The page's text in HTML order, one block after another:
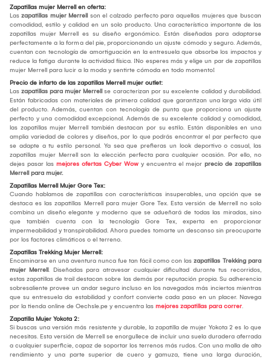
Zapatillas mujer Merrell en oferta:
Las zapatillas mujer Merrell son el calzado perfecto para aquellas mujeres que buscan
comodidad, estilo y calidad en un solo producto. Una característica importante de las
zapatillas mujer Merrell es su diseño ergonómico. Están diseñadas para adaptarse
perfectamente a la forma del pie, proporcionando un ajuste cómodo y seguro. Además,
cuentan con tecnología de amortiguación en la entresuela que absorbe los impactos y
reduce la fatiga durante la actividad física. ¡No esperes más y elige un par de zapatillas
mujer Merrell para lucir a la moda y sentirte cómoda en todo momento!
Precio de infarto de las zapatillas Merrell mujer outlet:
Las zapatillas para mujer Merrell se caracterizan por su excelente calidad y durabilidad.
Están fabricadas con materiales de primera calidad que garantizan una larga vida útil
del producto. Además, cuentan con tecnología de punta que proporciona un ajuste
perfecto y una comodidad excepcional. Además de su excelente calidad y comodidad,
las zapatillas mujer Merrell también destacan por su estilo. Están disponibles en una
amplia variedad de colores y diseños, por lo que podrás encontrar el par perfecto que
se adapte a tu estilo personal. Ya sea que prefieras un look deportivo o casual, las
zapatillas mujer Merrell son la elección perfecta para cualquier ocasión. Por ello, no
dejes pasar las mejores ofertas Cyber Wow y encuentra el mejor precio de zapatillas
Merrell para mujer.
Zapatillas Merrell Mujer Gore Tex:
Cuando hablamos de zapatillas con características insuperables, una opción que se
destaca es las zapatillas Merrell para mujer Gore Tex. Esta versión de Merrell no solo
combina un diseño elegante y moderno que se adueñará de todas las miradas, sino
que también cuenta con la tecnología Gore Tex, experta en proporcionar
impermeabilidad y transpirabilidad. Ahora puedes tomarte un descanso sin preocuparte
por los factores climáticos o el terreno.
Zapatillas Trekking Mujer Merrell:
Encaminarse en una aventura nunca fue tan fácil como con las zapatillas Trekking para
mujer Merrell. Diseñadas para atravesar cualquier dificultad durante tus recorridos,
estas zapatillas de trail destacan sobre las demás por reputación propia. Su adherencia
sobresaliente provee un andar seguro incluso en los navegados más inciertos mientras
que su entresuela da estabilidad y confort convierte cada paso en un placer. Navega
por la tienda online de Oechsle.pe y encuentra las mejores zapatillas para correr.
Zapatilla Mujer Yokota 2:
Si buscas una versión más resistente y durable, la zapatilla de mujer Yokota 2 es lo que
necesitas. Esta versión de Merrell se enorgullece de incluir una suela duradera aferrada
a cualquier superficie, capaz de soportar los terrenos más rudos. Con una malla de alto
rendimiento y una parte superior de cuero y gamuza, tiene una larga duración,